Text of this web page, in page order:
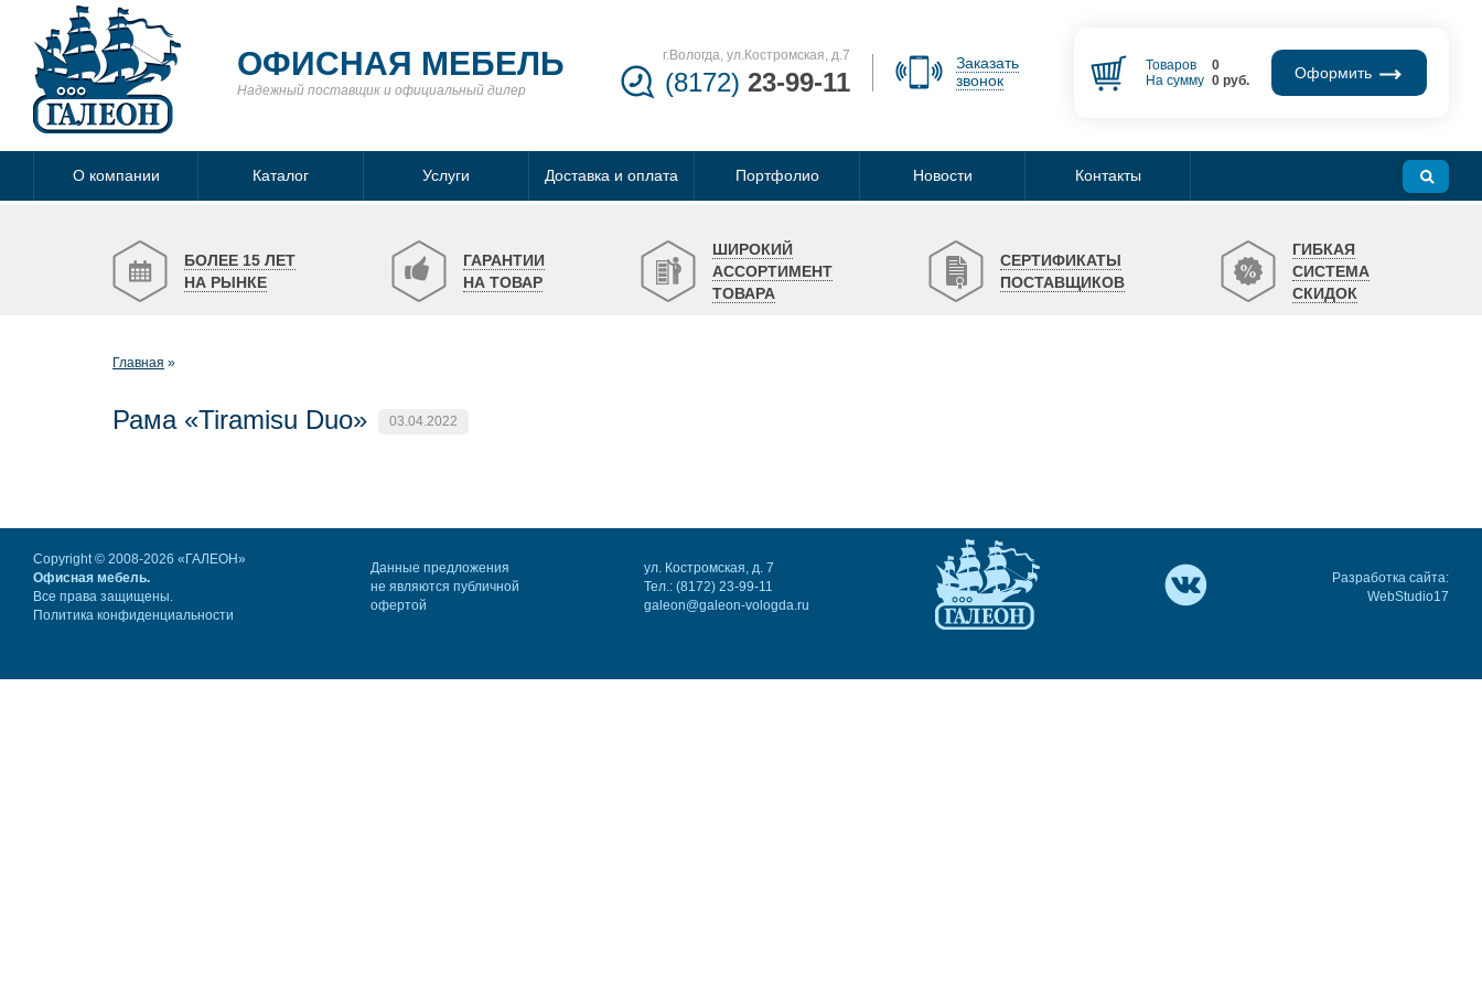
ОФИСНАЯ МЕБЕЛЬ
Надежный поставщик и официальный дилер
г.Вологда, ул.Костромская, д.7
(8172) 23-99-11
Заказать
звонок
Товаров
0
На сумму 0руб. Оформить
О компании Каталог Услуги Доставка и оплата Портфолио Новости Контакты
БОЛЕЕ 15 ЛЕТ
НА РЫНКЕ
ГАРАНТИИ
НА ТОВАР
ШИРОКИЙ
АССОРТИМЕНТ
ТОВАРА
СЕРТИФИКАТЫ
ПОСТАВЩИКОВ
ГИБКАЯ
СИСТЕМА
СКИДОК
Главная
Рама «Tiramisu Duo» 03.04.2022
Copyright © 2008-2026 «ГАЛЕОН»
Офисная мебель.
Все права защищены.
Политика конфиденциальности
Данные предложения
не являются публичной
офертой
ул. Костромская, д. 7
Тел.: (8172) 23-99-11
galeon@galeon-vologda.ru
Разработка сайта:
WebStudio17